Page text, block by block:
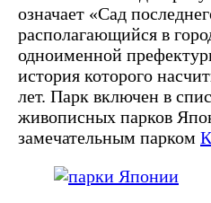
означает «Сад
располагающийся в
одноименной
история которого
лет. Парк включен в
живописных парков
замечательным парком